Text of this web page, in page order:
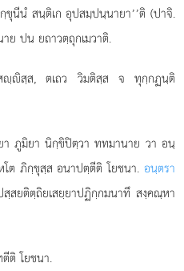
ขุนีนํ สนฺติเก อุปสมฺปนฺนายา’’ติ (ปาจิ.
ปน ยถาวตฺถุกเมวาติ.
ิสฺส, ตเถว วิมติสฺส จ ทุกฺกฏนฺติ
ภูมิยา นิกฺขิปิตฺวา ททมานาย วา อนฺ
ต ภิกฺขุสฺส อนาปตฺตีติ โยชนา. อนฺตรา
สยติตฺถิยเสยฺยาปฏิกฺกมนาทึ สงฺคณฺหา
ติ โยชนา.